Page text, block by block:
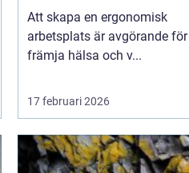
Att skapa en ergonomisk
arbetsplats är avgörande
främja hälsa och v...
17 februari 2026